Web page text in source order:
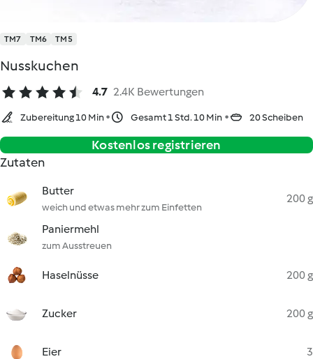
TM7 TM6 TM5
Nusskuchen
4.7 2.4K Bewertungen
Zubereitung 10 Min Gesamt 1 Std. 10 Min 20 Scheiben
Kostenlos registrieren
Zutaten
Butter
weich und etwas mehr zum Einfetten
200 g
Paniermehl
zum Ausstreuen
Haselnüsse 200 g
Zucker 200 g
Eier 3